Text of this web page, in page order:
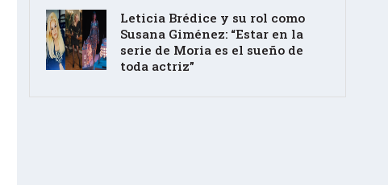
Leticia Brédice y su rol como
Susana Giménez: “Estar en la
serie de Moria es el sueño de
toda actriz”